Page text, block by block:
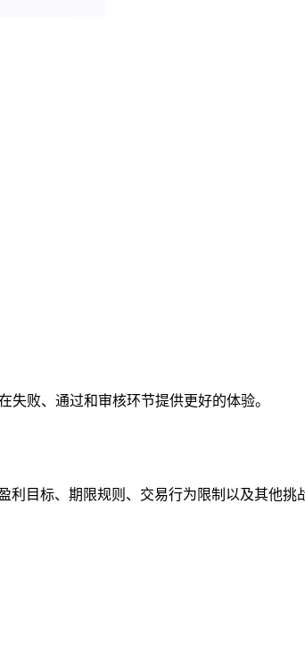
败、通过和审核环节提供更好的体验。
利目标、期限规则、交易行为限制以及其他挑